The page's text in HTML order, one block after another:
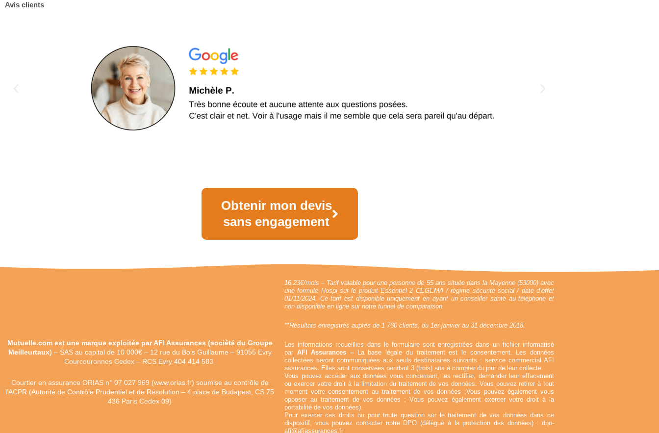
Avis clients
Obtenir mon devis
sans engagement
Mutuelle.com est une marque exploitée par AFI Assurances (société du Groupe
Meilleurtaux) – SAS au capital de 10 000€ – 12 rue du Bois Guillaume – 91055 Evry
Courcouronnes Cedex – RCS Evry 404 414 583
Courtier en assurance ORIAS n° 07 027 969 (www.orias.fr) soumise au contrôle de
l’ACPR (Autorité de Contrôle Prudentiel et de Résolution – 4 place de Budapest, CS 75
436 Paris Cedex 09)
16.23€/mois – Tarif valable pour une personne de 55 ans située dans la Mayenne (53000) avec
une formule Hospi sur le produit Essentiel 2 CEGEMA / régime sécurité social / date d’effet
01/11/2024. Ce tarif est disponible uniquement en ayant un conseiller santé au téléphone et
non disponible en ligne sur notre tunnel de comparaison.
**Résultats enregistrés auprès de 1 760 clients, du 1er janvier au 31 décembre 2018.
Les informations recueillies dans le formulaire sont enregistrées dans un fichier informatisé
par AFI Assurances –
La base légale du traitement est le consentement. Les données
collectées seront communiquées aux seuls destinataires suivants : service commercial AFI
assurances. Elles sont conservées pendant 3 (trois) ans à compter du jour de leur collecte.
Vous pouvez accéder aux données vous concernant, les rectifier, demander leur effacement
ou exercer votre droit à la limitation du traitement de vos données. Vous pouvez retirer à tout
moment votre consentement au traitement de vos données ;Vous pouvez également vous
opposer au traitement de vos données ; Vous pouvez également exercer votre droit à la
portabilité de vos données).
Pour exercer ces droits ou pour toute question sur le traitement de vos données dans ce
dispositif, vous pouvez contacter notre DPO (délégué à la protection des données) : dpo-
afi@afiassurances.fr